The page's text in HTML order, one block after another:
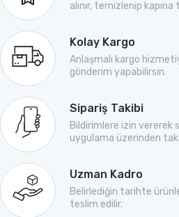
alınır, temizlenip
Kolay Kargo
Anlaşmalı kargo
gönderim yapabilirsin.
Sipariş Takibi
Bildirimlere izin vererek
uygulama üzerinden
Uzman Kadro
Belirlediğin tarihte
teslim edilir.